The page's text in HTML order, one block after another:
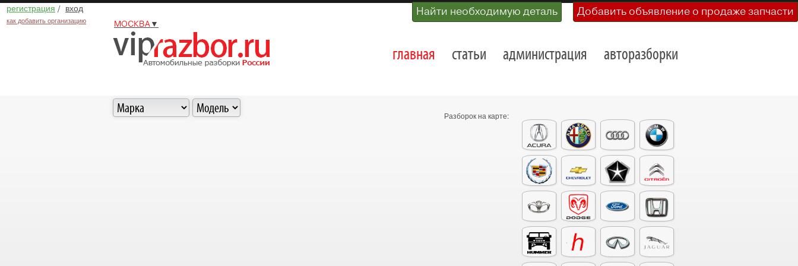
регистрация / вход
как добавить организацию
Найти необходимую деталь Добавить объявление о продаже запчасти
МОСКВА▼
главная статьи администрация авторазборки
Разборок на карте: